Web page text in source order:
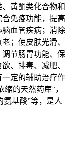
黄酮类化合物和
免疫功能，提高
血管疾病；消除
；使皮肤光滑、
节肠胃功能、保
、排毒、减肥、
定的辅助治疗作
的天然药库”，
氨基酸”等，是人